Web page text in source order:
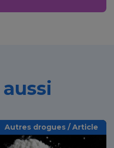
Autres drogues / Article